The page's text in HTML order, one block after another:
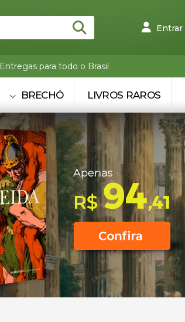
Entrar
Entregas para todo o Brasil
BRECHÓ LIVROS RAROS